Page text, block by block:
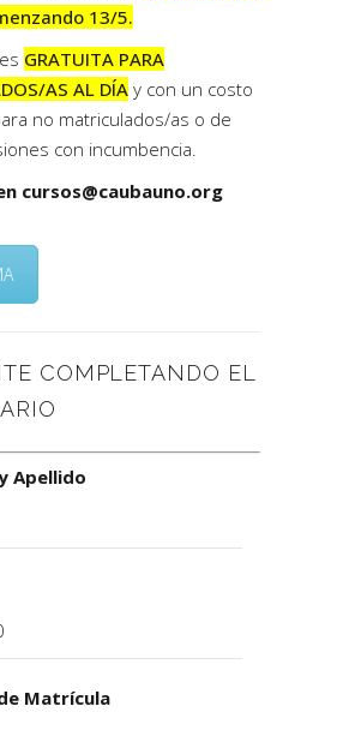
13/5.
GRATUITA PARA
AS AL DÍA y con un costo
no matriculados/as o de
con incumbencia.
cursos@caubauno.org
COMPLETANDO EL
Apellido
Matrícula